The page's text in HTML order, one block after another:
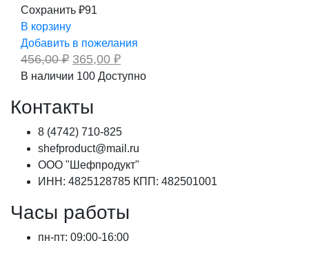
Сохранить ₽91
В корзину
Добавить в пожелания
456,00₽ Первоначальная
цена
составляла
365,00 ₽Текущая
цена:
365,00 ₽.
В наличии 100 Доступно
Контакты
8 (4742) 710-825
shefproduct@mail.ru
ООО "Шефпродукт"
ИНН: 4825128785 КПП: 482501001
Часы работы
пн-пт: 09:00-16:00